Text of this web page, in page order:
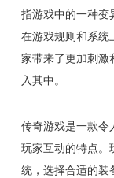
指游戏中的一种变
在游戏规则和系统
家带来了更加刺激
入其中。
传奇游戏是一款令
玩家互动的特点。
统，选择合适的装